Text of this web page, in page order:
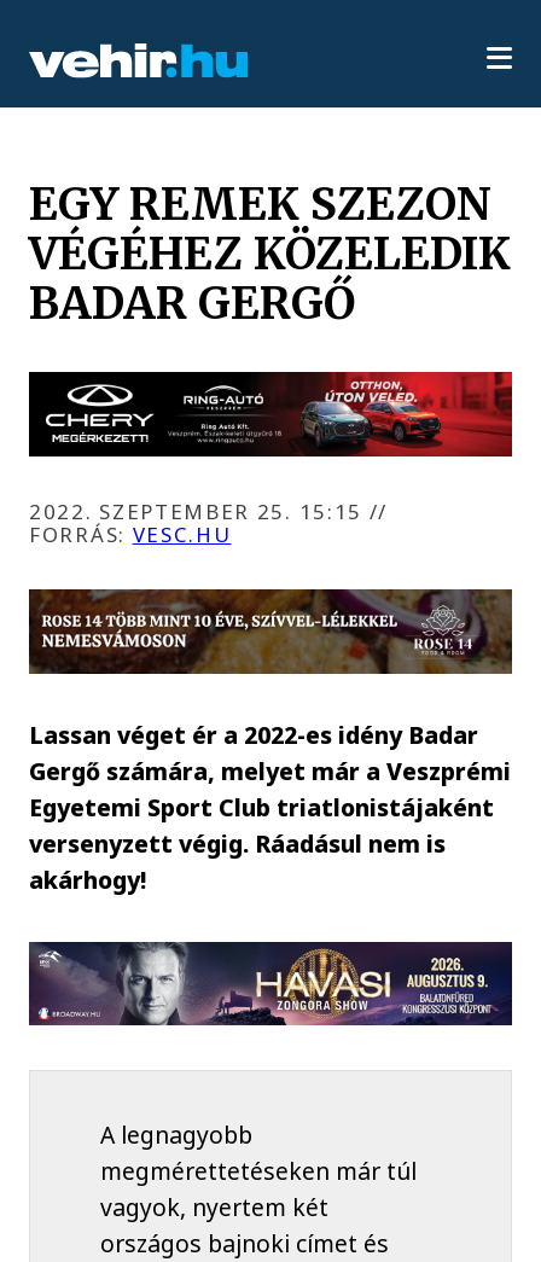
EGY REMEK SZEZON
VÉGÉHEZ KÖZELEDIK
BADAR GERGŐ
2022. SZEPTEMBER 25. 15:15 //
FORRÁS: VESC.HU
Lassan véget ér a 2022-es idény Badar
Gergő számára, melyet már a Veszprémi
Egyetemi Sport Club triatlonistájaként
versenyzett végig. Ráadásul nem is
akárhogy!
A legnagyobb
megmérettetéseken már túl
vagyok, nyertem két
országos bajnoki címet és